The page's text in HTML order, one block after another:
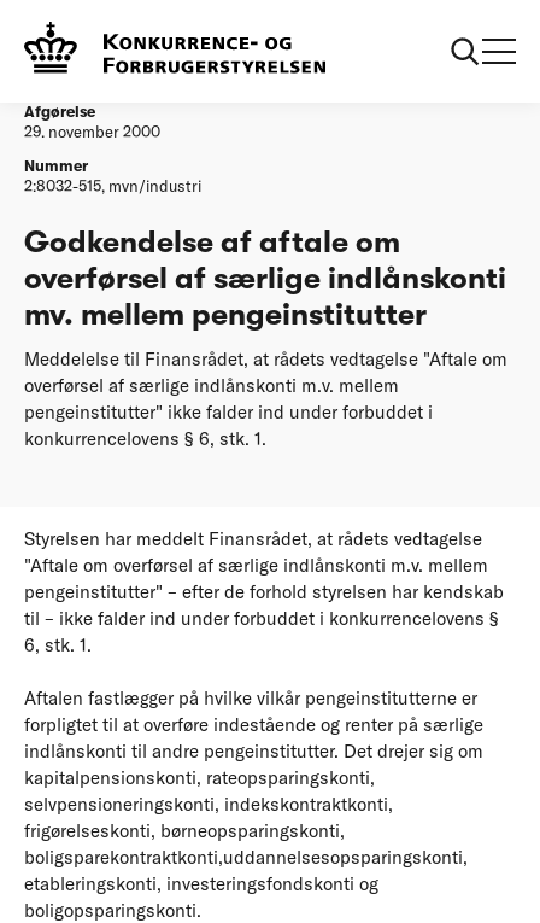
Afgørelser
indlaanskonti mv mellem pengeinstitutter
Afgørelse
29. november 2000
Nummer
2:8032-515, mvn/industri
Godkendelse af aftale om
overførsel af særlige indlånskonti
mv. mellem pengeinstitutter
Meddelelse til Finansrådet, at rådets vedtagelse "Aftale om
overførsel af særlige indlånskonti m.v. mellem
pengeinstitutter" ikke falder ind under forbuddet i
konkurrencelovens § 6, stk. 1.
Styrelsen har meddelt Finansrådet, at rådets vedtagelse
"Aftale om overførsel af særlige indlånskonti m.v. mellem
pengeinstitutter" – efter de forhold styrelsen har kendskab
til – ikke falder ind under forbuddet i konkurrencelovens §
6, stk. 1.
Aftalen fastlægger på hvilke vilkår pengeinstitutterne er
forpligtet til at overføre indestående og renter på særlige
indlånskonti til andre pengeinstitutter. Det drejer sig om
kapitalpensionskonti, rateopsparingskonti,
selvpensioneringskonti, indekskontraktkonti,
frigørelseskonti, børneopsparingskonti,
boligsparekontraktkonti,uddannelsesopsparingskonti,
etableringskonti, investeringsfondskonti og
boligopsparingskonti.